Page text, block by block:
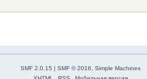
SMF 2.0.15 | SMF © 2016
Simple Machines